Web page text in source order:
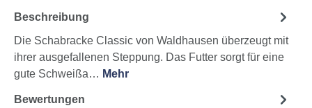
Beschreibung
Die Schabracke Classic von Waldhausen überzeugt mit
ihrer ausgefallenen Steppung. Das Futter sorgt für eine
gute Schweißa… Mehr
Bewertungen